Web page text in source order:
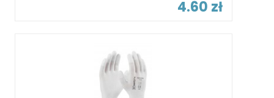
4.60 zł